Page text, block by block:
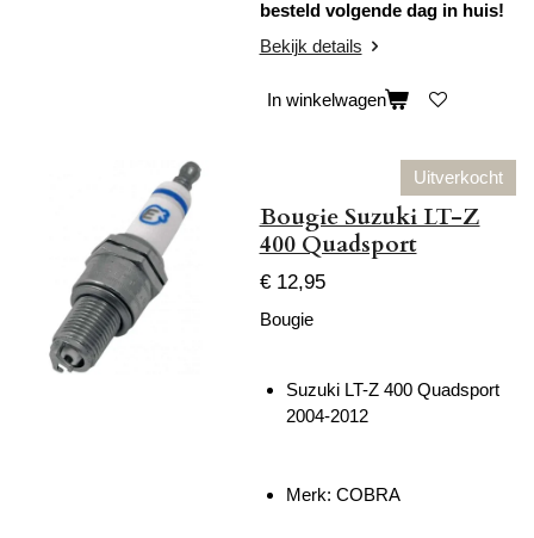
besteld volgende dag in huis!
Bekijk details
In winkelwagen
Uitverkocht
Bougie Suzuki LT-Z
400 Quadsport
€ 12,95
Bougie
Suzuki LT-Z 400 Quadsport
2004-2012
Merk: COBRA